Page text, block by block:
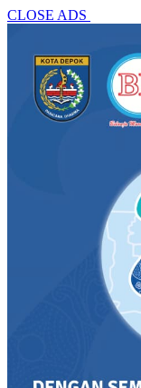
CLOSE ADS